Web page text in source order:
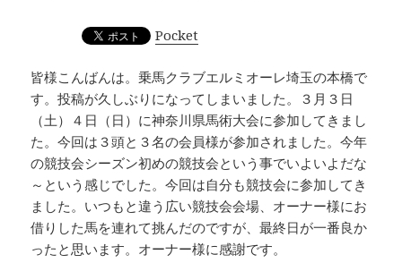
Pocket
皆様こんばんは。乗馬クラブエルミオーレ埼玉の本橋で
す。投稿が久しぶりになってしまいました。３月３日
（土）４日（日）に神奈川県馬術大会に参加してきまし
た。今回は３頭と３名の会員様が参加されました。今年
の競技会シーズン初めの競技会という事でいよいよだな
～という感じでした。今回は自分も競技会に参加してき
ました。いつもと違う広い競技会会場、オーナー様にお
借りした馬を連れて挑んだのですが、最終日が一番良か
ったと思います。オーナー様に感謝です。